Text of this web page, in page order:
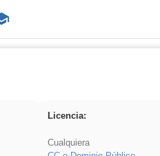
Licencia:
Cualquiera